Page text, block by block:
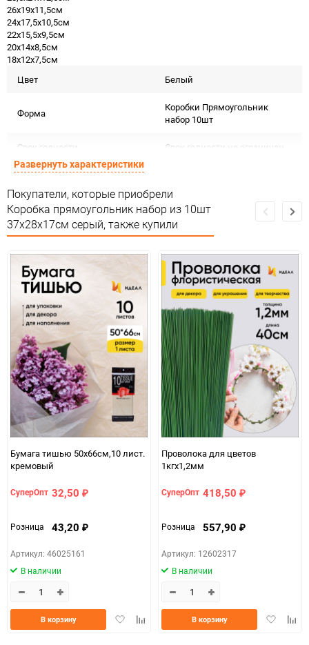
26х19х11,5см
24х17,5х10,5см
22х15,5х9,5см
20х14х8,5см
18х12х7,5см
Цвет
Белый
Форма
Коробки Прямоугольник
набор 10шт
Срок годности Срок годности не ограничен
Предназначение товара
Сертификация
Подлежит декларации о
соответствии ЕАС
Минимальное количество
Количество в коробке
Единица измерения набор
Развернуть характеристики
Покупатели, которые приобрели
Коробка прямоугольник набор из 10шт
37х28х17см серый, также купили
Бумага тишью 50х66см,10 лист.
кремовый
СуперОпт 32,50 ₽
Розница 43,20 ₽
Артикул: 46025161
В наличии
ДобавитьДобавить
В корзину
Проволока для цветов
1кгx1,2мм
СуперОпт 418,50 ₽
Розница 557,90 ₽
Артикул: 12602317
В наличии
Добавить
В корзину